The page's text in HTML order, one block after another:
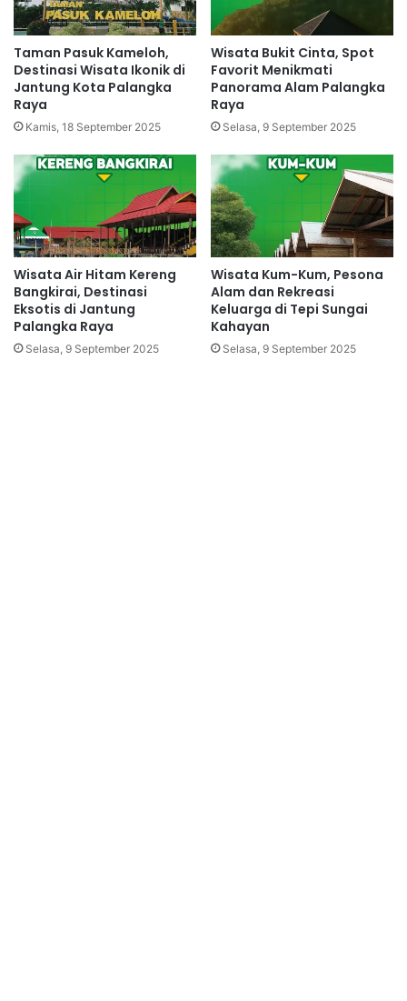
Taman Pasuk Kameloh,
Destinasi Wisata Ikonik di
Jantung Kota Palangka
Raya
Kamis, 18 September 2025
Wisata Bukit Cinta, Spot
Favorit Menikmati
Panorama Alam Palangka
Raya
Selasa, 9 September 2025
Wisata Air Hitam Kereng
Bangkirai, Destinasi
Eksotis di Jantung
Palangka Raya
Selasa, 9 September 2025
Wisata Kum-Kum, Pesona
Alam dan Rekreasi
Keluarga di Tepi Sungai
Kahayan
Selasa, 9 September 2025